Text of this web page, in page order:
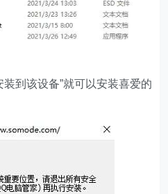
到该设备”就可以安装喜爱的